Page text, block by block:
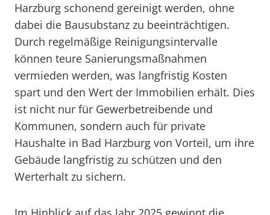
Harzburg schonend gereinigt werden, ohne
dabei die Bausubstanz zu beeinträchtigen.
Durch regelmäßige Reinigungsintervalle
können teure Sanierungsmaßnahmen
vermieden werden, was langfristig Kosten
spart und den Wert der Immobilien erhält. Dies
ist nicht nur für Gewerbetreibende und
Kommunen, sondern auch für private
Haushalte in Bad Harzburg von Vorteil, um ihre
Gebäude langfristig zu schützen und den
Werterhalt zu sichern.